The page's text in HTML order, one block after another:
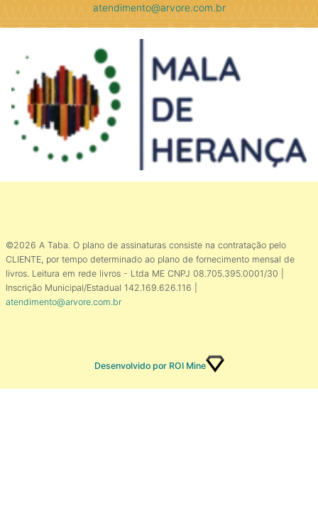
atendimento@arvore.com.br
©2026 A Taba. O plano de assinaturas consiste na contratação pelo
CLIENTE, por tempo determinado ao plano de fornecimento mensal de
livros. Leitura em rede livros - Ltda ME CNPJ 08.705.395.0001/30 |
Inscrição Municipal/Estadual 142.169.626.116 |
atendimento@arvore.com.br
Desenvolvido por ROI Mine